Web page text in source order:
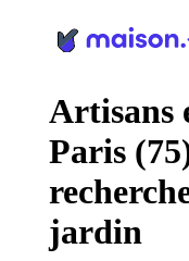
Artisans
Paris
jardin